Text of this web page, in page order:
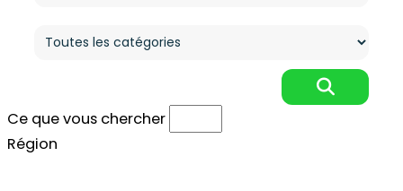
Ce que vous chercher
Région